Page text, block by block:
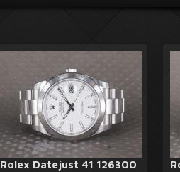
Rolex Datejust 41 126300